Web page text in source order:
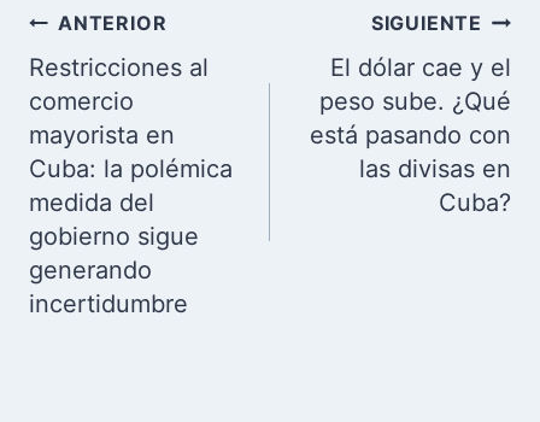
Navegación
de
entradas
ANTERIOR
Restricciones al
comercio
mayorista en
Cuba: la polémica
medida del
gobierno sigue
generando
incertidumbre
SIGUIENTE
El dólar cae y el
peso sube. ¿Qué
está pasando con
las divisas en
Cuba?